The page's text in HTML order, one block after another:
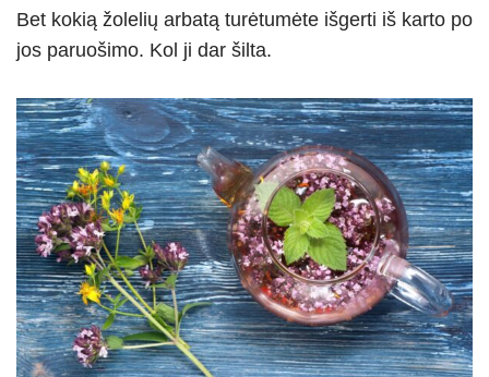
Bet kokią žolelių arbatą turėtumėte išgerti iš karto po
jos paruošimo. Kol ji dar šilta.